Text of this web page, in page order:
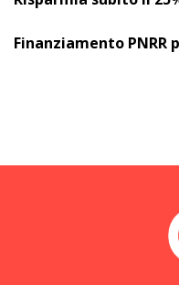
Finanziamento PNRR